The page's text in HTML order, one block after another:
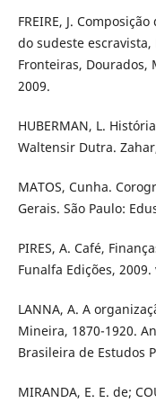
FREIRE, J.
do sudeste escravista,
Fronteiras, Dourados,
2009.
HUBERMAN, L.
Waltensir Dutra.
MATOS, Cunha.
Gerais. São Paulo:
PIRES, A. Café,
Funalfa Edições, 2009.
LANNA, A. A
Mineira, 1870-1920.
Brasileira de Estudos
MIRANDA, E. E. de;